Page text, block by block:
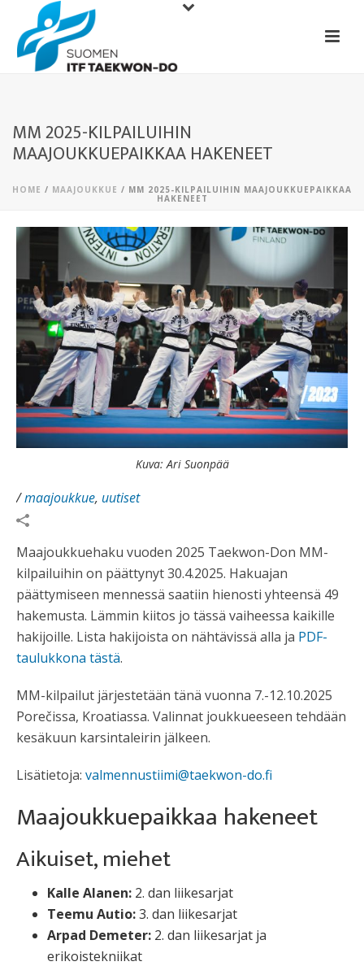
MM 2025-KILPAILUIHIN
MAAJOUKKUEPAIKKAA HAKENEET
HOME / MAAJOUKKUE / MM 2025-KILPAILUIHIN MAAJOUKKUEPAIKKAA
HAKENEET
Kuva: Ari Suonpää
/maajoukkue, uutiset
Maajoukkuehaku vuoden 2025 Taekwon-Don MM-
kilpailuihin on päättynyt 30.4.2025. Hakuajan
päättymiseen mennessä saatiin hienosti yhteensä 49
hakemusta. Lämmin kiitos jo tässä vaiheessa kaikille
hakijoille. Lista hakijoista on nähtävissä alla ja PDF-
taulukkona tästä.
MM-kilpailut järjestetään tänä vuonna 7.-12.10.2025
Porečissa, Kroatiassa. Valinnat joukkueeseen tehdään
kesäkuun karsintaleirin jälkeen.
Lisätietoja: valmennustiimi@taekwon-do.fi
Maajoukkuepaikkaa hakeneet
Aikuiset, miehet
Kalle Alanen: 2. dan liikesarjat
Teemu Autio:3. dan liikesarjat
Arpad Demeter: 2. dan liikesarjat ja
erikoistekniikat